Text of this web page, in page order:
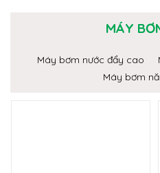
MÁY
Máy bơm nước đẩy cao
Máy bơm